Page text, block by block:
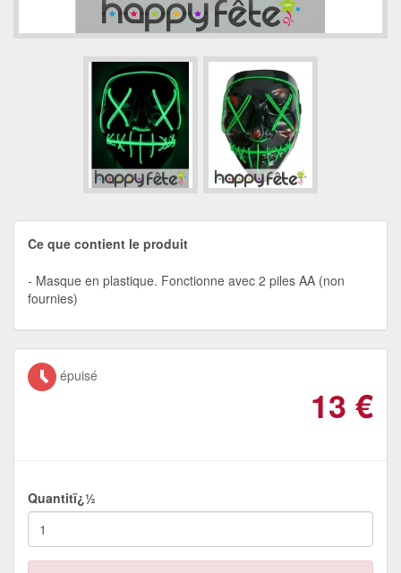
Ce que contient le produit
Masque en plastique. Fonctionne avec 2 piles AA (non
fournies)
épuisé
13 €
Quantitï¿½